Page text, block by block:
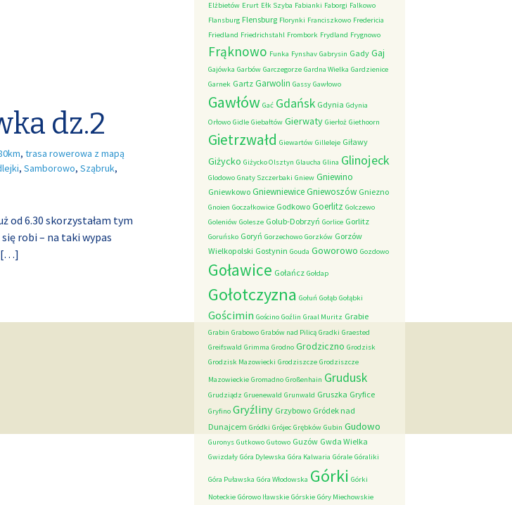
dz.2
, trasa rowerowa z mapą
, Samborowo, Sząbruk,
od 6.30 skorzystałam tym
robi – na taki wypas
[…]
Elżbietów Erurt Ełk Szyba Fabianki Faborgi Falkowo
Flansburg Flensburg Florynki Franciszkowo Fredericia
Friedland Friedrichstahl Frombork Frydland Frygnowo
Frąknowo Funka Fynshav Gabrysin Gady Gaj
Gajówka Garbów Garczegorze Gardna Wielka Gardzienice
Garnek Gartz Garwolin Gassy Gawłowo
Gawłów Gać Gdańsk Gdynia Gdynia
Orłowo Gidle Giebałtów Gierwaty Gierłoż Giethoorn
Gietrzwałd Giewartów Gilleleje Giławy
Giżycko Giżycko Olsztyn Glaucha Glina Glinojeck
Glodowo Gnaty Szczerbaki Gniew Gniewino
Gniewkowo GniewniewiceGniewoszów Gniezno
Gnoien Goczałkowice Godkowo Goerlitz Golczewo
Goleniów Golesze Golub-Dobrzyń Gorlice Gorlitz
Goruńsko Goryń Gorzechowo Gorzków Gorzów
Wielkopolski Gostynin Gouda Goworowo Gozdowo
Goławice Gołańcz Gołdap
Gołotczyzna Gołuń Gołąb Gołąbki
Gościmin Gościno Goźlin Graal Muritz Grabie
Grabin Grabowo Grabów nad Pilicą Gradki Graested
Greifswald Grimma Grodno Grodziczno Grodzisk
Grodzisk Mazowiecki Grodziszcze Grodziszcze
Mazowieckie Gromadno Großenhain Grudusk
Grudziądz Gruenewald Grunwald Gruszka Gryfice
Gryfino Gryźliny Grzybowo Gródek nad
Dunajcem Gródki Grójec Grębków Gubin Gudowo
Guronys Gutkowo Gutowo Guzów Gwda Wielka
Gwizdały Góra Dylewska Góra Kalwaria Górale Góraliki
Góra Puławska Góra Włodowska Górki Górki
Noteckie Górowo Iławskie Górskie Góry Miechowskie